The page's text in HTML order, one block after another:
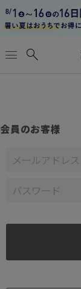
menu search
会員のお客様